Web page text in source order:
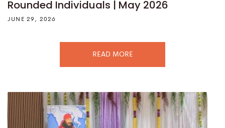
Rounded Individuals | May 2026
JUNE 29, 2026
READ MORE